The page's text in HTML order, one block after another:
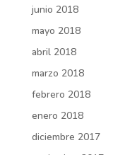
junio 2018
mayo 2018
abril 2018
marzo 2018
febrero 2018
enero 2018
diciembre 2017